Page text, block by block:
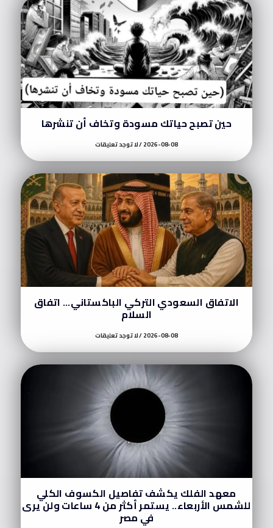
حين تصبح حياتك مسودة وتخاف أن تنشرها
2026-08-08 لا توجد تعليقات
الاتفاق السعودي التركي الباكستاني… اتفاق
السلام
2026-08-08 لا توجد تعليقات
معهد الفلك يكشف تفاصيل الكسوف الكلي
للشمس الأربعاء.. يستمر أكثر من 4 ساعات ولن يرى
في مصر